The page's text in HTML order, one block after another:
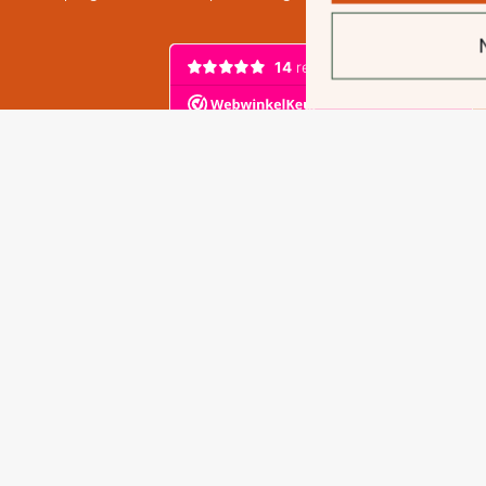
Nee dankjewel